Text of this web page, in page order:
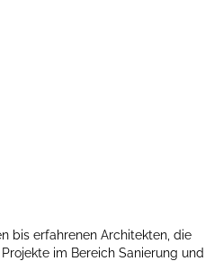
bis erfahrenen Architekten, die
im Bereich Sanierung und